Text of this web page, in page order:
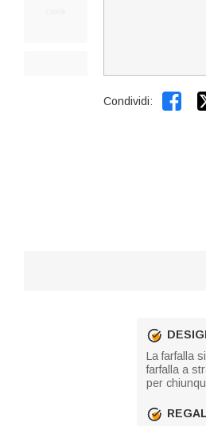
Condividi: 
La farfalla
farfalla a
per